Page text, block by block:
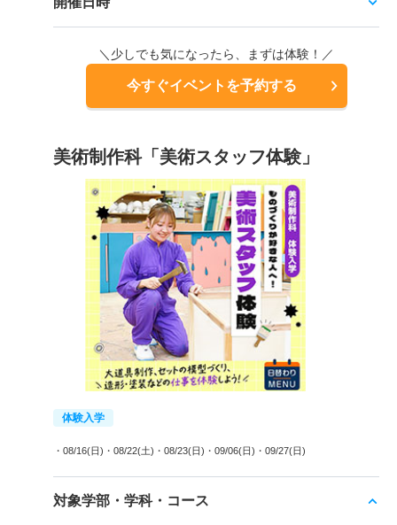
＼少しでも気になったら、まずは体験！／
今すぐイベントを予約する
美術制作科「美術スタッフ体験」
体験入学
・08/16(日) ・08/22(土) ・08/23(日) ・09/06(日) ・09/27(日)
対象学部・学科・コース